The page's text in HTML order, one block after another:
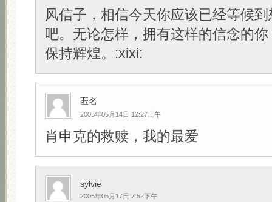
风信子，相信今天你应该已经等候
吧。无论怎样，拥有这样的信念的
保持辉煌。:xixi:
匿名
2005年05月14日 12:27上午
肖申克的救赎，我的最爱
sylvie
2005年05月17日 7:52下午